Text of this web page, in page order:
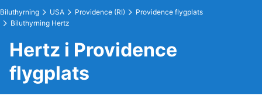
Biluthyrning USA Providence (RI)
Providence flygplats
Biluthyrning Hertz
Hertz i Providence
flygplats